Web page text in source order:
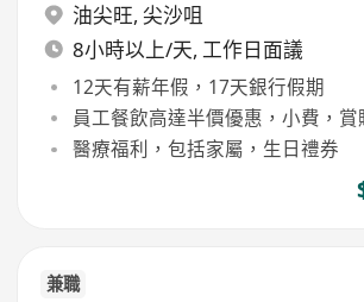
油尖旺, 尖沙咀
8小時以上/天, 工作日面議
12天有薪年假，17天銀行假期
員工餐飲高達半價優惠，小費，
醫療福利，包括家屬，生日禮券
兼職